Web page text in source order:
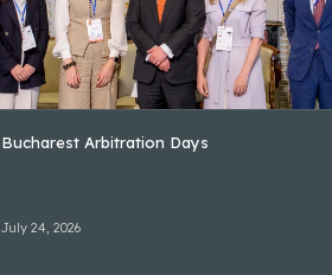
Bucharest Arbitration Days
July 24, 2026